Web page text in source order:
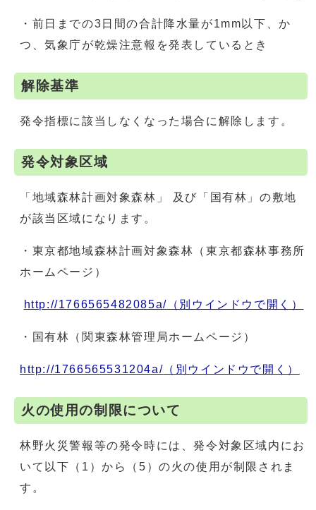
・前日までの3日間の合計降水量が1mm以下、か
つ、気象庁が乾燥注意報を発表しているとき
解除基準
発令指標に該当しなくなった場合に解除します。
発令対象区域
「地域森林計画対象森林」 及び「国有林」の敷地
が該当区域になります。
・東京都地域森林計画対象森林（東京都森林事務所
ホームページ）
http://1766565482085a/ （別ウインドウで開く）
・国有林（関東森林管理局ホームページ）
http://1766565531204a/ （別ウインドウで開く）
火の使用の制限について
林野火災警報等の発令時には、発令対象区域内にお
いて以下（1）から（5）の火の使用が制限されま
す。